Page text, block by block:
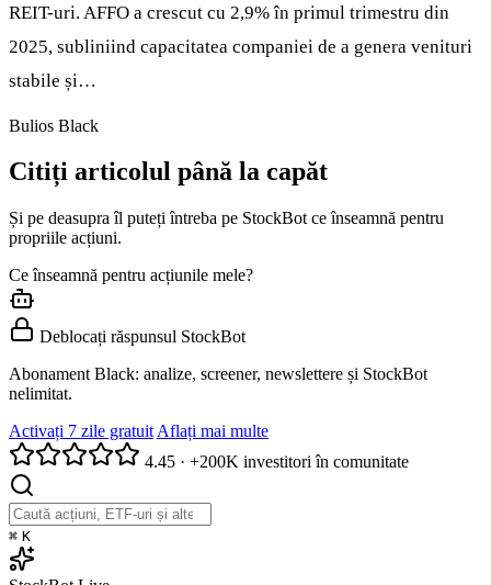
REIT-uri. AFFO a crescut cu 2,9% în primul trimestru din
2025, subliniind capacitatea companiei de a genera venituri
stabile și…
Bulios Black
Citiți articolul până la capăt
Și pe deasupra îl puteți întreba pe StockBot ce înseamnă pentru
propriile acțiuni.
Ce înseamnă pentru acțiunile mele?
Deblocați răspunsul StockBot
Abonament Black: analize, screener, newslettere și StockBot
nelimitat.
Activați 7 zile gratuit Aflați mai multe
4.45 · +200K investitori în comunitate
⌘ K